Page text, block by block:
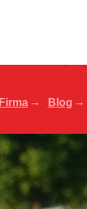
Firma Blog